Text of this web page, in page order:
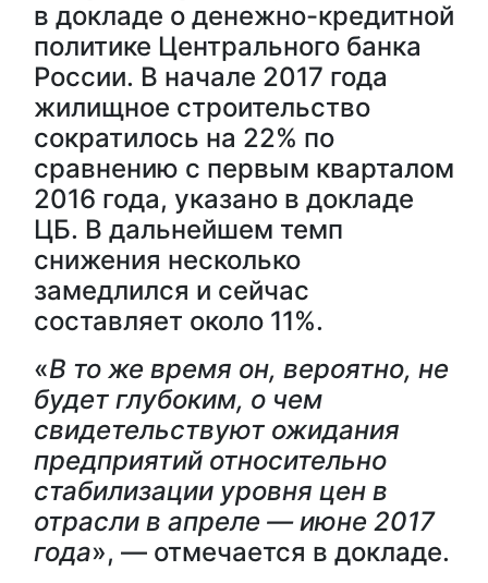
в докладе о денежно-кредитной
политике Центрального банка
России. В начале 2017 года
жилищное строительство
сократилось на 22% по
сравнению с первым кварталом
2016 года, указано в докладе
ЦБ. В дальнейшем темп
снижения несколько
замедлился и сейчас
составляет около 11%.
«В то же время он, вероятно, не
будет глубоким, о чем
свидетельствуют ожидания
предприятий относительно
стабилизации уровня цен в
отрасли в апреле — июне 2017
года», — отмечается в докладе.